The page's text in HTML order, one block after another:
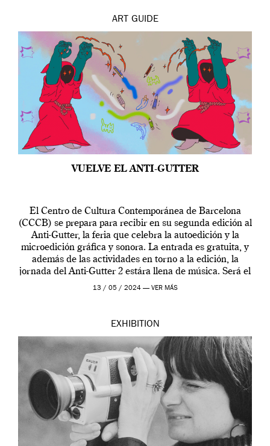
ART GUIDE
VUELVE EL ANTI-GUTTER
El Centro de Cultura Contemporánea de Barcelona
(CCCB) se prepara para recibir en su segunda edición al
Anti-Gutter, la feria que celebra la autoedición y la
microedición gráfica y sonora. La entrada es gratuita, y
además de las actividades en torno a la edición, la
jornada del Anti-Gutter 2 estára llena de música. Será el
[…]
13 / 05 / 2024 — VER MÁS
EXHIBITION